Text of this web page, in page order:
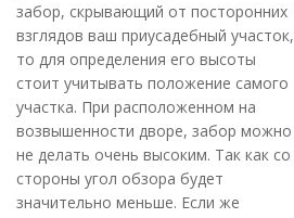
забор, скрывающий от посторонних
взглядов ваш приусадебный участок,
то для определения его высоты
стоит учитывать положение самого
участка. При расположенном на
возвышенности дворе, забор можно
не делать очень высоким. Так как со
стороны угол обзора будет
значительно меньше. Если же